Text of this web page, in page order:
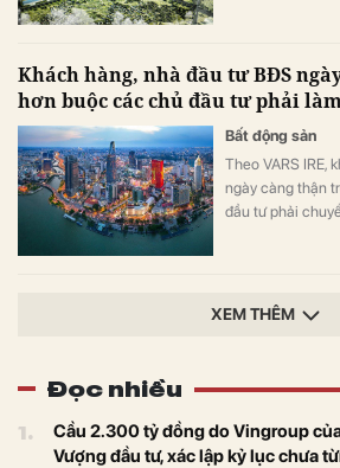
Khách hàng, nhà đầu tư BĐS
hơn buộc các chủ đầu tư phải
Bất động sản
Theo VARS IRE,
ngày càng thận
đầu tư phải
XEM THÊM
Đọc nhiều
1.
Cầu 2.300 tỷ đồng do Vingroup
Vượng đầu tư, xác lập kỷ lục chưa